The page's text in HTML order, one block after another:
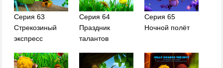
Серия 63
Стрекозиный
экспресс
Серия 64
Праздник
талантов
Серия 65
Ночной полёт